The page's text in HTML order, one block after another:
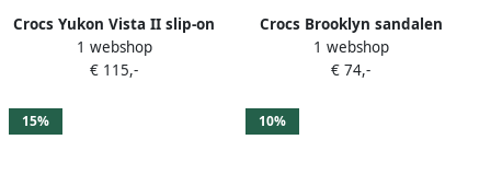
Crocs Yukon Vista II slip-on
sneakers Zwart
1 webshop
€ 115,-
Crocs Brooklyn sandalen
met plateauzool en dubbele
gesp Zwart
1 webshop
€ 74,-
15% 10%